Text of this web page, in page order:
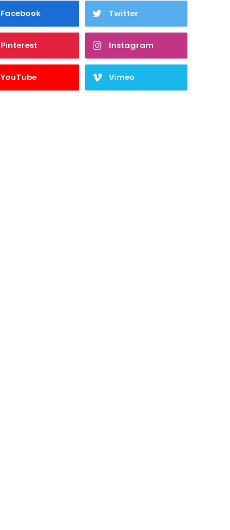
Facebook Twitter
Pinterest Instagram
YouTube Vimeo